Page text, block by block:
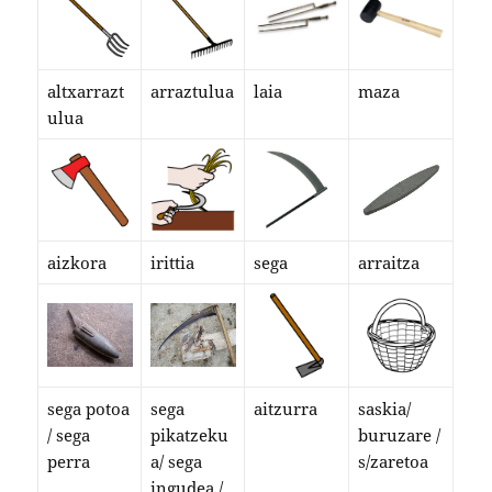
altxarrazt
ulua
arraztulua laia maza
aizkora irittia sega arraitza
sega potoa
/ sega
perra
sega
pikatzeku
a/ sega
ingudea /
aitzurra
saskia/
buruzare /
s/zaretoa